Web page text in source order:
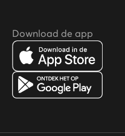
Download de app